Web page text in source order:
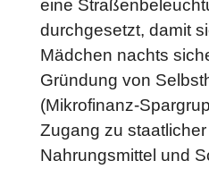
eine
durchgesetzt, damit
Mädchen nachts
Gründung von
(Mikrofinanz-
Zugang zu
Nahrungsmittel und